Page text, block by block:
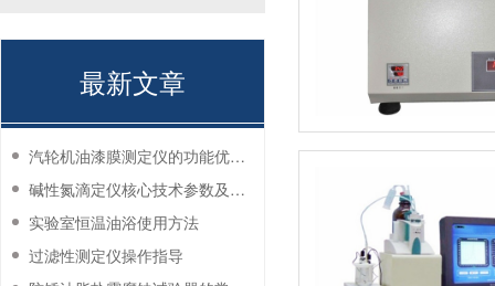
最新文章
汽轮机油漆膜测定仪的功能优势有哪些？
碱性氮滴定仪核心技术参数及应用说明
实验室恒温油浴使用方法
过滤性测定仪操作指导